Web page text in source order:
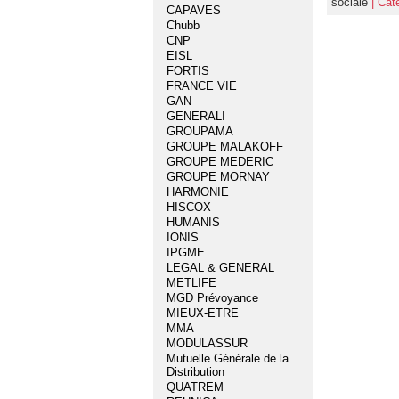
CAPAVES
Chubb
CNP
EISL
FORTIS
FRANCE VIE
GAN
GENERALI
GROUPAMA
GROUPE MALAKOFF
GROUPE MEDERIC
GROUPE MORNAY
HARMONIE
HISCOX
HUMANIS
IONIS
IPGME
LEGAL & GENERAL
METLIFE
MGD Prévoyance
MIEUX-ETRE
MMA
MODULASSUR
Mutuelle Générale de la
Distribution
QUATREM